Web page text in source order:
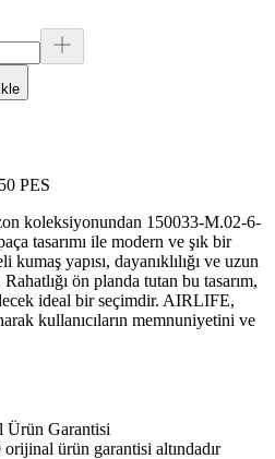
PES
koleksiyonundan 150033-M.02-6-
tasarımı ile modern ve şık bir
yapısı, dayanıklılığı ve uzun
ön planda tutan bu tasarım,
ideal bir seçimdir. AIRLIFE,
kullanıcıların memnuniyetini ve
Ürün Garantisi
ürün garantisi altındadır